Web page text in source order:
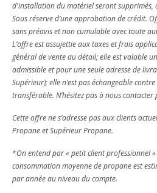
d'installation du matériel seront supprimés,
Sous réserve d’une approbation de crédit.
sans préavis et non cumulable avec toute
L’offre est assujettie aux taxes et frais
général de vente au détail; elle est valable
admissible et pour une seule adresse de
Supérieur); elle n’est pas échangeable contre
transférable. N’hésitez pas à nous
Cette offre ne s’adresse pas aux clients
Propane et Supérieur Propane.
*On entend par « petit client professionnel
consommation moyenne de propane est
par année au niveau du compte.